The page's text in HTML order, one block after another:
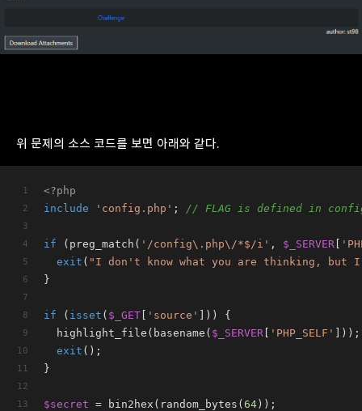
위 문제의 소스 코드를 보면 아래와 같다.
<?php
include
'config.php' ; // FLAG is defined in
if (preg_match( '/config\.php\/*$/i' , $_SERVER [
exit ( "I don't know what you are thinking,
}
if ( isset ( $_GET [ 'source' ])) {
  highlight_file(basename(
$_SERVER [ 'PHP_SELF' ]));
exit ();
}
$secret = bin2hex(random_bytes(64));